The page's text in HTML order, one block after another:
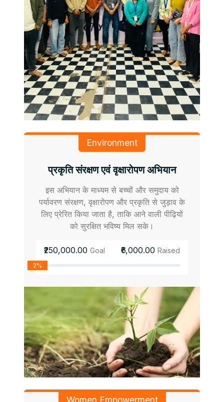
Environment
प्रकृति संरक्षण एवं वृक्षारोपण अभियान
इस अभियान के माध्यम से बच्चों और समुदाय को
पर्यावरण संरक्षण, वृक्षारोपण और प्रकृति से जुड़ाव के
लिए प्रेरित किया जाता है, ताकि आने वाली पीढ़ियों
को सुरक्षित भविष्य मिल सके।
₹250,000.00 Goal ₹6,000.00 Raised
2%
Women Empowerment